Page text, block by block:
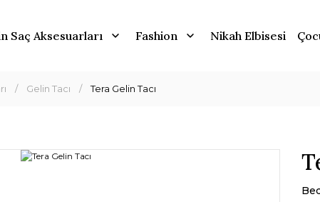
Saç Aksesuarları Fashion Nikah Elbisesi
Gelin Tacı Tera Gelin Tacı